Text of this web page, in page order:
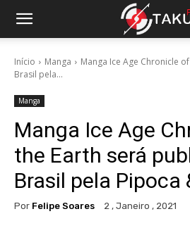
Início Manga
Manga Ice Age Chronicle
Brasil pela...
Manga
Manga Ice Age
the Earth será
Brasil pela Pipoca
Por Felipe Soares 2 , Janeiro , 2021